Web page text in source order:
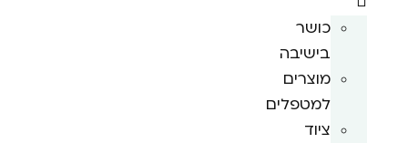
כושר
בישיבה
מוצרים
למטפלים
ציוד